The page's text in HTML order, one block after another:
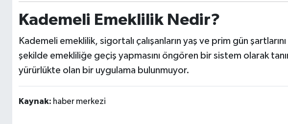
Kademeli Emeklilik Nedir?
Kademeli emeklilik, sigortalı çalışanların yaş ve prim gün
şekilde emekliliğe geçiş yapmasını öngören bir sistem olarak
yürürlükte olan bir uygulama bulunmuyor.
Kaynak: haber merkezi